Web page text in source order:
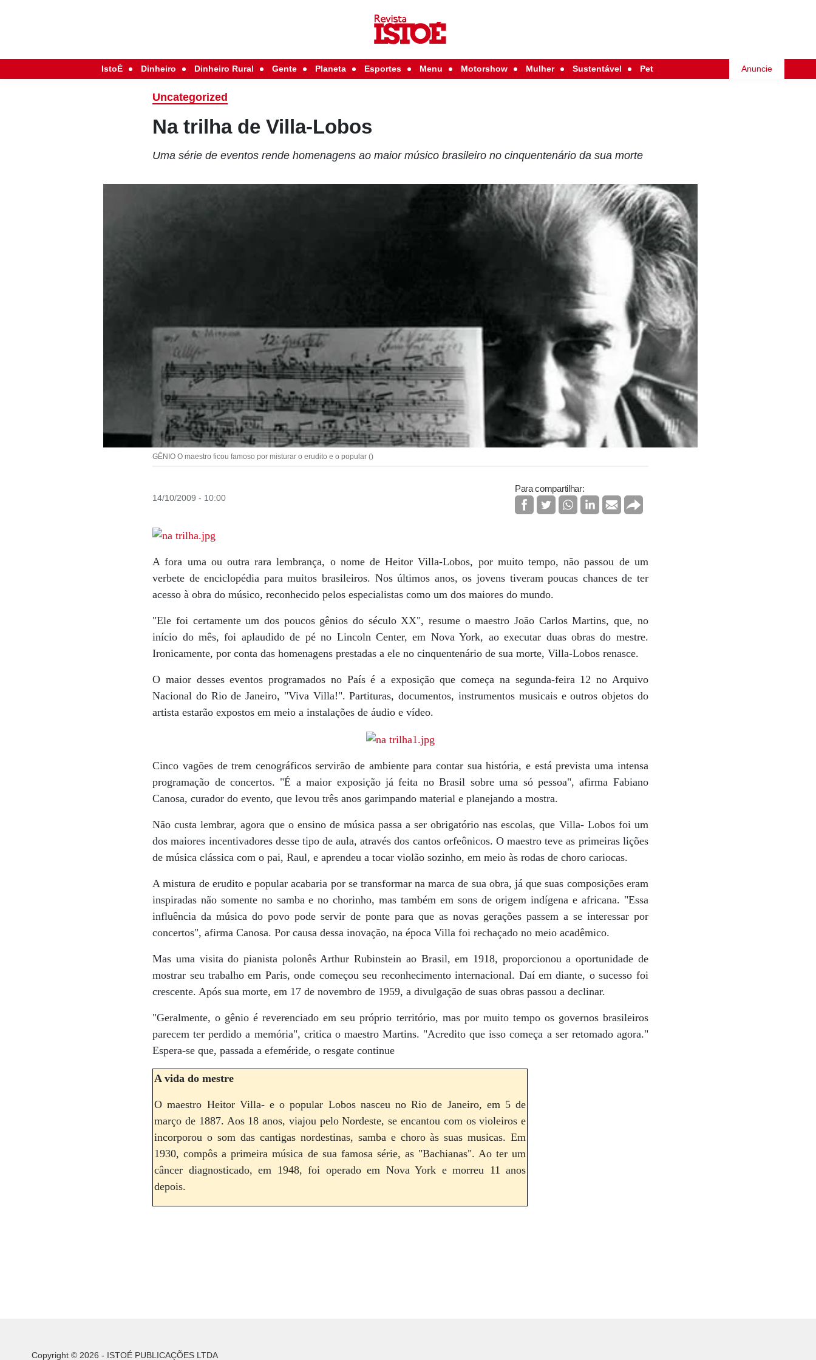
IstoÉ Dinheiro Dinheiro Rural Gente Planeta Esportes Menu Motorshow Mulher Sustentável Pet Anuncie
Uncategorized
Na trilha de Villa-Lobos
Uma série de eventos rende homenagens ao maior músico brasileiro no cinquentenário da sua morte
GÊNIO O maestro ficou famoso por misturar o erudito e o popular ()
14/10/2009 - 10:00
Para compartilhar:
A fora uma ou outra rara lembrança, o nome de Heitor Villa-Lobos, por muito tempo, não passou de um
verbete de enciclopédia para muitos brasileiros. Nos últimos anos, os jovens tiveram poucas chances de ter
acesso à obra do músico, reconhecido pelos especialistas como um dos maiores do mundo.
"Ele foi certamente um dos poucos gênios do século XX", resume o maestro João Carlos Martins, que, no
início do mês, foi aplaudido de pé no Lincoln Center, em Nova York, ao executar duas obras do mestre.
Ironicamente, por conta das homenagens prestadas a ele no cinquentenário de sua morte, Villa-Lobos renasce.
O maior desses eventos programados no País é a exposição que começa na segunda-feira 12 no Arquivo
Nacional do Rio de Janeiro, "Viva Villa!". Partituras, documentos, instrumentos musicais e outros objetos do
artista estarão expostos em meio a instalações de áudio e vídeo.
Cinco vagões de trem cenográficos servirão de ambiente para contar sua história, e está prevista uma intensa
programação de concertos. "É a maior exposição já feita no Brasil sobre uma só pessoa", afirma Fabiano
Canosa, curador do evento, que levou três anos garimpando material e planejando a mostra.
Não custa lembrar, agora que o ensino de música passa a ser obrigatório nas escolas, que Villa- Lobos foi um
dos maiores incentivadores desse tipo de aula, através dos cantos orfeônicos. O maestro teve as primeiras lições
de música clássica com o pai, Raul, e aprendeu a tocar violão sozinho, em meio às rodas de choro cariocas.
A mistura de erudito e popular acabaria por se transformar na marca de sua obra, já que suas composições eram
inspiradas não somente no samba e no chorinho, mas também em sons de origem indígena e africana. "Essa
influência da música do povo pode servir de ponte para que as novas gerações passem a se interessar por
concertos", afirma Canosa. Por causa dessa inovação, na época Villa foi rechaçado no meio acadêmico.
Mas uma visita do pianista polonês Arthur Rubinstein ao Brasil, em 1918, proporcionou a oportunidade de
mostrar seu trabalho em Paris, onde começou seu reconhecimento internacional. Daí em diante, o sucesso foi
crescente. Após sua morte, em 17 de novembro de 1959, a divulgação de suas obras passou a declinar.
"Geralmente, o gênio é reverenciado em seu próprio território, mas por muito tempo os governos brasileiros
parecem ter perdido a memória", critica o maestro Martins. "Acredito que isso começa a ser retomado agora."
Espera-se que, passada a efeméride, o resgate continue
A vida do mestre
O maestro Heitor Villa- e o popular Lobos nasceu no Rio de Janeiro, em 5 de
março de 1887. Aos 18 anos, viajou pelo Nordeste, se encantou com os violeiros e
incorporou o som das cantigas nordestinas, samba e choro às suas musicas. Em
1930, compôs a primeira música de sua famosa série, as "Bachianas". Ao ter um
câncer diagnosticado, em 1948, foi operado em Nova York e morreu 11 anos
depois.
Copyright © 2026 - ISTOÉ PUBLICAÇÕES LTDA